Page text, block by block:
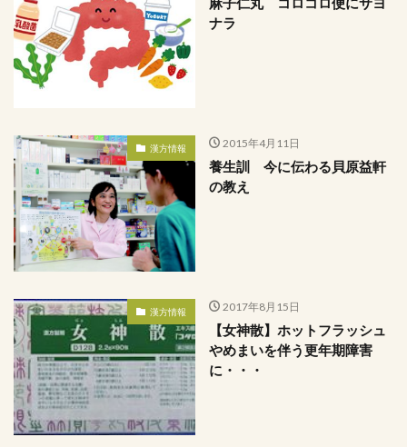
ナラ
漢方情報 2015年4月11日
養生訓 今に伝わる貝原益軒
の教え
漢方情報 2017年8月15日
【女神散】ホットフラッシュ
やめまいを伴う更年期障害
に・・・